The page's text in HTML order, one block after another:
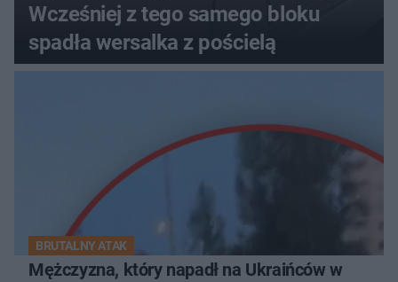
Wcześniej z tego samego bloku
spadła wersalka z pościelą
BRUTALNY ATAK
Mężczyzna, który napadł na Ukraińców w